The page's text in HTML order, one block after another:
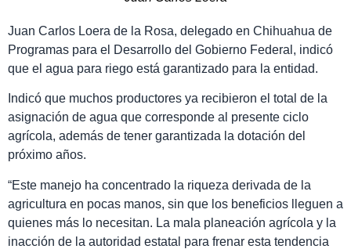
Juan Carlos Loera de la Rosa, delegado en Chihuahua de
Programas para el Desarrollo del Gobierno Federal, indicó
que el agua para riego está garantizado para la entidad.
Indicó que muchos productores ya recibieron el total de la
asignación de agua que corresponde al presente ciclo
agrícola, además de tener garantizada la dotación del
próximo años.
“Este manejo ha concentrado la riqueza derivada de la
agricultura en pocas manos, sin que los beneficios lleguen a
quienes más lo necesitan. La mala planeación agrícola y la
inacción de la autoridad estatal para frenar esta tendencia